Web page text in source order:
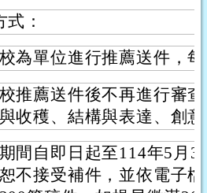
式：
為單位進行推薦送件，
推薦送件後不再進行審
收穫、結構與表達、創
間自即日起至114年5月
不接受補件，並依電子